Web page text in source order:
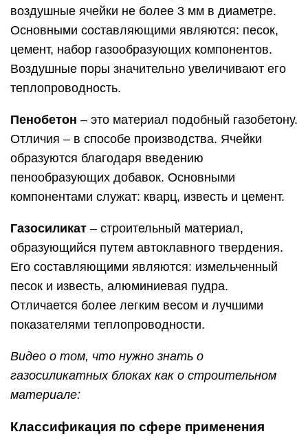
воздушные ячейки не более 3 мм в диаметре.
Основными составляющими являются: песок,
цемент, набор газообразующих компонентов.
Воздушные поры значительно увеличивают его
теплопроводность.
Пенобетон – это материал подобный газобетону.
Отличия – в способе производства. Ячейки
образуются благодаря введению
пенообразующих добавок. Основными
компонентами служат: кварц, известь и цемент.
Газосиликат – строительный материал,
образующийся путем автоклавного твердения.
Его составляющими являются: измельченный
песок и известь, алюминиевая пудра.
Отличается более легким весом и лучшими
показателями теплопроводности.
Видео о том, что нужно знать о
газосиликатных блоках как о строительном
материале:
Классификация по сфере применения